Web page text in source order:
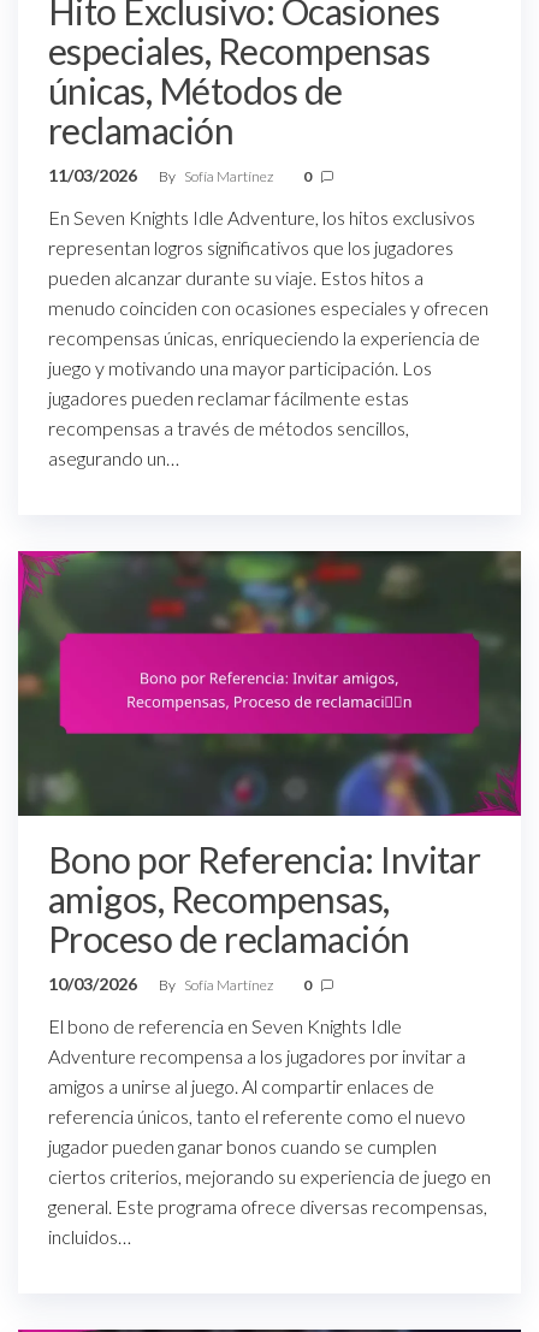
Hito Exclusivo: Ocasiones
especiales, Recompensas
únicas, Métodos de
reclamación
11/03/2026 By Sofía Martínez 0
En Seven Knights Idle Adventure, los hitos exclusivos
representan logros significativos que los jugadores
pueden alcanzar durante su viaje. Estos hitos a
menudo coinciden con ocasiones especiales y ofrecen
recompensas únicas, enriqueciendo la experiencia de
juego y motivando una mayor participación. Los
jugadores pueden reclamar fácilmente estas
recompensas a través de métodos sencillos,
asegurando un…
Bono por Referencia: Invitar
amigos, Recompensas,
Proceso de reclamación
10/03/2026 By Sofía Martínez 0
El bono de referencia en Seven Knights Idle
Adventure recompensa a los jugadores por invitar a
amigos a unirse al juego. Al compartir enlaces de
referencia únicos, tanto el referente como el nuevo
jugador pueden ganar bonos cuando se cumplen
ciertos criterios, mejorando su experiencia de juego en
general. Este programa ofrece diversas recompensas,
incluidos…